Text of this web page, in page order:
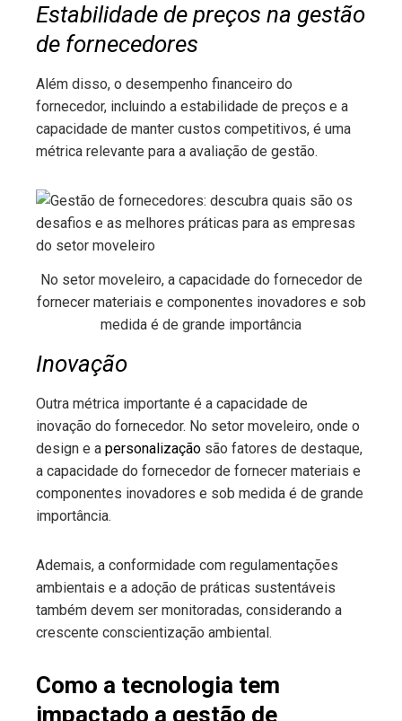
Estabilidade de preços na gestão
de fornecedores
Além disso, o desempenho financeiro do
fornecedor, incluindo a estabilidade de preços e a
capacidade de manter custos competitivos, é uma
métrica relevante para a avaliação de gestão.
No setor moveleiro, a capacidade do fornecedor de
fornecer materiais e componentes inovadores e sob
medida é de grande importância
Inovação
Outra métrica importante é a capacidade de
inovação do fornecedor. No setor moveleiro, onde o
design e a personalização são fatores de destaque,
a capacidade do fornecedor de fornecer materiais e
componentes inovadores e sob medida é de grande
importância.
Ademais, a conformidade com regulamentações
ambientais e a adoção de práticas sustentáveis
também devem ser monitoradas, considerando a
crescente conscientização ambiental.
Como a tecnologia tem
impactado a gestão de